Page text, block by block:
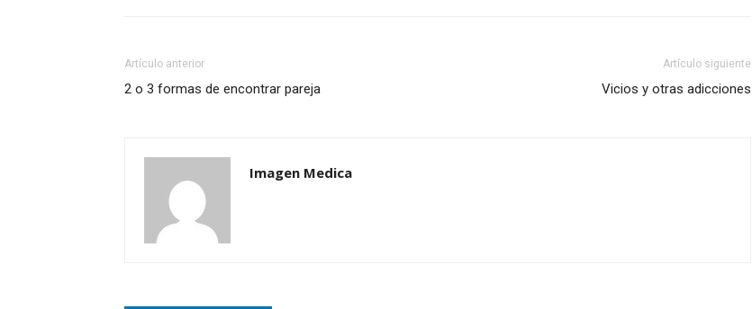
Artículo anterior
2 o 3 formas de encontrar pareja
Artículo siguiente
Vicios y otras adicciones
Imagen Medica